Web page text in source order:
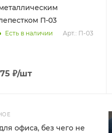
П-03
Есть в наличии Арт.: П-03
75 ₽/шт
офиса, без чего не